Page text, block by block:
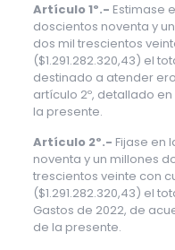
Artículo 1º.- Estimase
doscientos noventa y
dos mil trescientos
($1.291.282.320,43) el
destinado a atender
artículo 2º, detallado
la presente.
Artículo 2º.- Fijase en
noventa y un millones
trescientos veinte con
($1.291.282.320,43) el
Gastos de 2022, de
de la presente.